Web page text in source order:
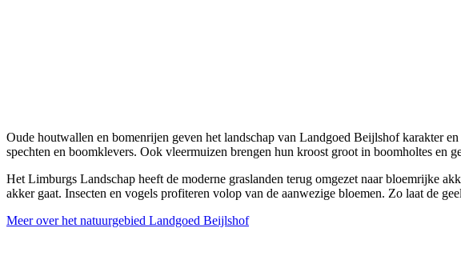
Oude houtwallen en bomenrijen geven het landschap van Landgoed Beijlshof karakter
spechten en boomklevers. Ook vleermuizen brengen hun kroost groot in boomholtes en
Het Limburgs Landschap heeft de moderne graslanden terug omgezet naar bloemrijke
akker gaat. Insecten en vogels profiteren volop van de aanwezige bloemen. Zo laat de
Meer over het natuurgebied Landgoed Beijlshof